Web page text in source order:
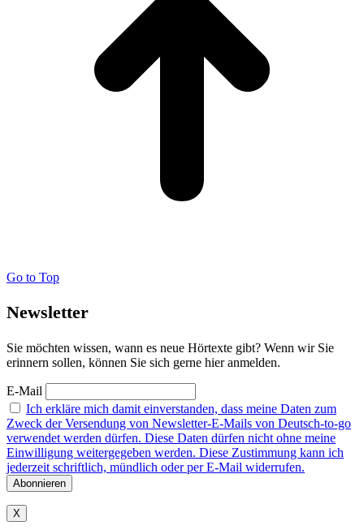
Go to Top
Newsletter
Sie möchten wissen, wann es neue Hörtexte gibt? Wenn wir Sie
erinnern sollen, können Sie sich gerne hier anmelden.
E-Mail
Ich erkläre mich damit einverstanden, dass meine Daten zum
Zweck der Versendung von Newsletter-E-Mails von Deutsch-to-go
verwendet werden dürfen. Diese Daten dürfen nicht ohne meine
Einwilligung weitergegeben werden. Diese Zustimmung kann ich
jederzeit schriftlich, mündlich oder per E-Mail widerrufen.
X